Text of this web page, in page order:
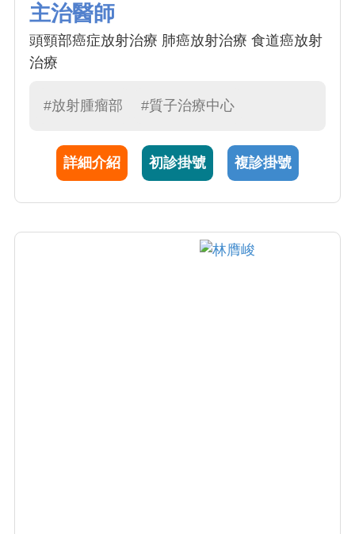
主治醫師
頭頸部癌症放射治療 肺癌放射治療 食道癌放射
治療
#放射腫瘤部 #質子治療中心
詳細介紹 初診掛號 複診掛號